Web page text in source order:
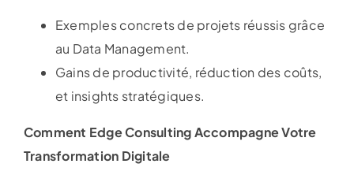
Exemples concrets de projets réussis grâce
au Data Management.
Gains de productivité, réduction des coûts,
et insights stratégiques.
Comment Edge Consulting Accompagne Votre
Transformation Digitale